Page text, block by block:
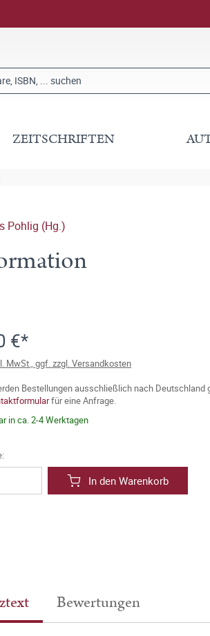
ZEITSCHRIFTEN
Pohlig (Hg.)
€*
MwSt., ggf. zzgl. Versandkosten
Bestellungen ausschließlich nach
für eine Anfrage.
in ca. 2-4 Werktagen
In den Warenkorb
Bewertungen